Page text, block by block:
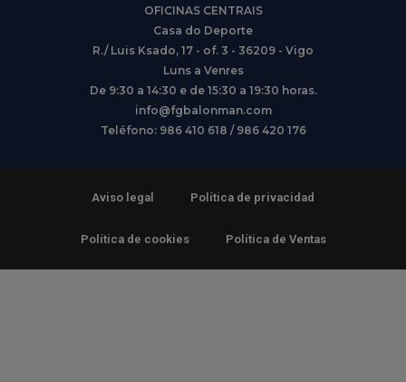
OFICINAS CENTRAIS
Casa do Deporte
R./ Luis Ksado, 17 - of. 3 - 36209 - Vigo
Luns a Venres
De 9:30 a 14:30 e de 15:30 a 19:30 horas.
info@fgbalonman.com
Teléfono: 986 410 618 / 986 420 176
Aviso legal Política de privacidad
Política de cookies Política de Ventas